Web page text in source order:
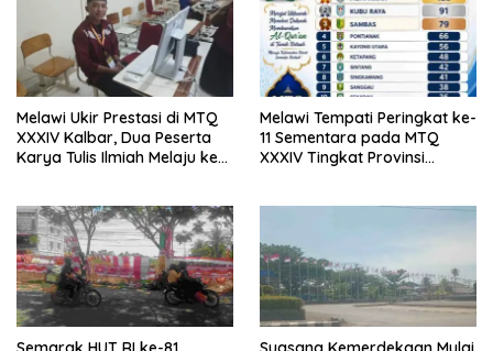
Melawi Ukir Prestasi di MTQ
XXXIV Kalbar, Dua Peserta
Karya Tulis Ilmiah Melaju ke
Melawi Tempati Peringkat ke-
11 Sementara pada MTQ
XXXIV Tingkat Provinsi